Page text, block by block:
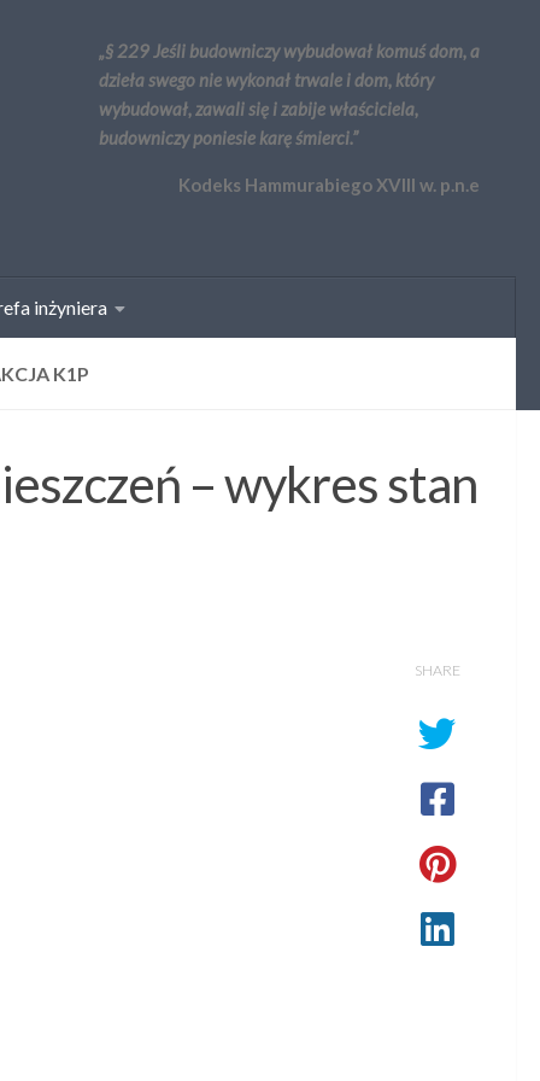
„§ 229 Jeśli budowniczy wybudował komuś dom, a
dzieła swego nie wykonał trwale i dom, który
wybudował, zawali się i zabije właściciela,
budowniczy poniesie karę śmierci.”
Kodeks Hammurabiego XVIII w. p.n.e
inżyniera
K1P
– wykres stan
SHARE